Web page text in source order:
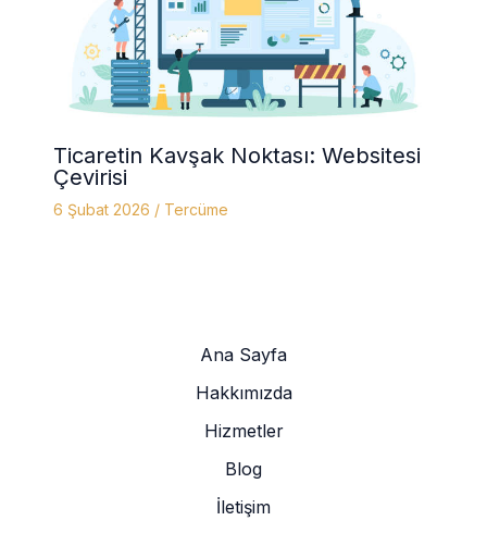
Ticaretin Kavşak Noktası: Websitesi
Çevirisi
6 Şubat 2026 / Tercüme
Ana Sayfa
Hakkımızda
Hizmetler
Blog
İletişim